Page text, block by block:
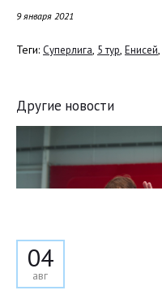
9 января 2021
Теги: Суперлига, 5 тур, Енисей,
Другие новости
04
авг